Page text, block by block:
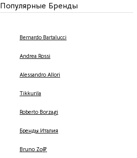
Популярные Бренды
Bernardo Bartalucci
Andrea Rossi
Alessandro Allori
Tikkurila
Roberto Borzagi
Бренды Италия
Bruno Zoff